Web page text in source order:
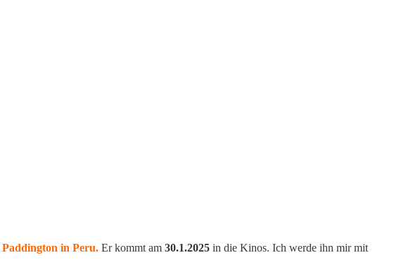
Paddington in Peru. Er kommt am 30.1.2025 in die Kinos. Ich werde ihn mir mit